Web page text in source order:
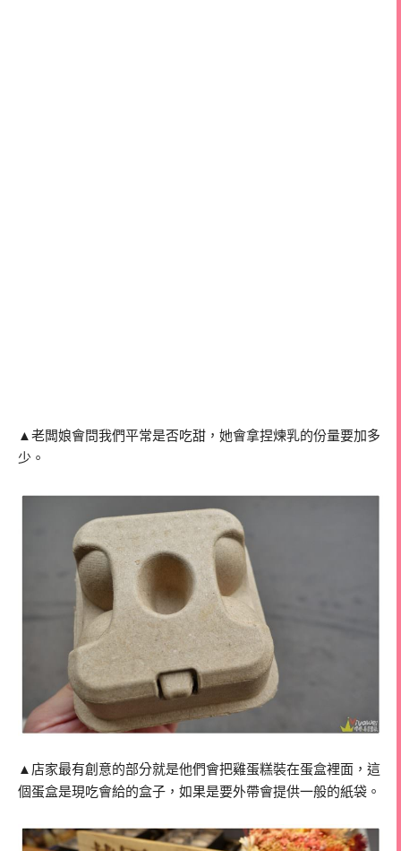
▲老闆娘會問我們平常是否吃甜，她會拿捏煉乳的份量要加多
少。
▲店家最有創意的部分就是他們會把雞蛋糕裝在蛋盒裡面，這
個蛋盒是現吃會給的盒子，如果是要外帶會提供一般的紙袋。